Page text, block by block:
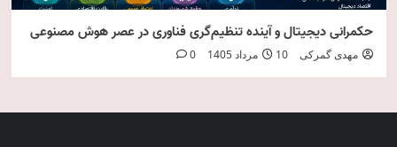
حکمرانی دیجیتال و آینده تنظیم‌گری فناوری در عصر هوش مصنوعی
مهدی گمرکی 10 مرداد 1405 0